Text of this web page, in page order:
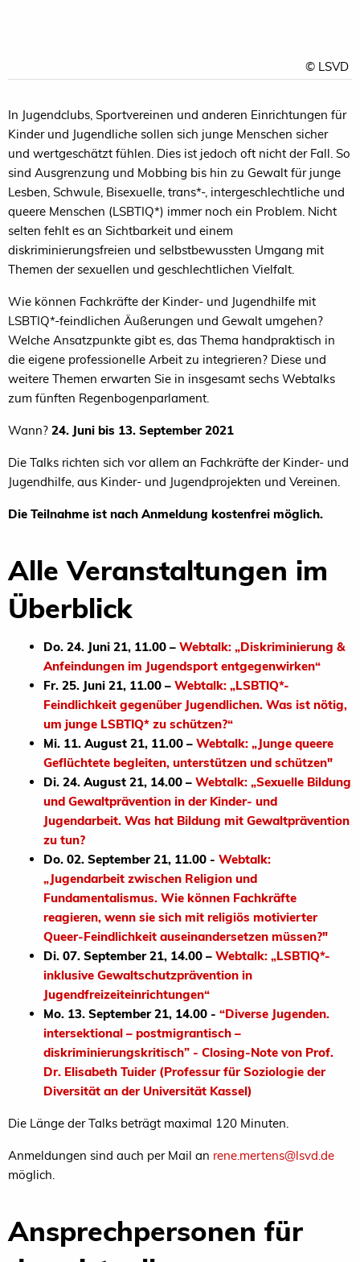
© LSVD
In Jugendclubs, Sportvereinen und anderen Einrichtungen für
Kinder und Jugendliche sollen sich junge Menschen sicher
und wertgeschätzt fühlen. Dies ist jedoch oft nicht der Fall. So
sind Ausgrenzung und Mobbing bis hin zu Gewalt für junge
Lesben, Schwule, Bisexuelle, trans*-, intergeschlechtliche und
queere Menschen (LSBTIQ*) immer noch ein Problem. Nicht
selten fehlt es an Sichtbarkeit und einem
diskriminierungsfreien und selbstbewussten Umgang mit
Themen der sexuellen und geschlechtlichen Vielfalt.
Wie können Fachkräfte der Kinder- und Jugendhilfe mit
LSBTIQ*-feindlichen Äußerungen und Gewalt umgehen?
Welche Ansatzpunkte gibt es, das Thema handpraktisch in
die eigene professionelle Arbeit zu integrieren? Diese und
weitere Themen erwarten Sie in insgesamt sechs Webtalks
zum fünften Regenbogenparlament.
Wann? 24. Juni bis 13. September 2021
Die Talks richten sich vor allem an Fachkräfte der Kinder- und
Jugendhilfe, aus Kinder- und Jugendprojekten und Vereinen.
Die Teilnahme ist nach Anmeldung kostenfrei möglich.
Alle Veranstaltungen im
Überblick
Do. 24. Juni 21, 11.00 – Webtalk: „Diskriminierung &
Anfeindungen im Jugendsport entgegenwirken“
Fr. 25. Juni 21, 11.00 – Webtalk: „LSBTIQ*-
Feindlichkeit gegenüber Jugendlichen. Was ist nötig,
um junge LSBTIQ* zu schützen?“
Mi. 11. August 21, 11.00 – Webtalk: „Junge queere
Geflüchtete begleiten, unterstützen und schützen"
Di. 24. August 21, 14.00 – Webtalk: „Sexuelle Bildung
und Gewaltprävention in der Kinder- und
Jugendarbeit. Was hat Bildung mit Gewaltprävention
zu tun?
Do. 02. September 21, 11.00 - Webtalk:
„Jugendarbeit zwischen Religion und
Fundamentalismus. Wie können Fachkräfte
reagieren, wenn sie sich mit religiös motivierter
Queer-Feindlichkeit auseinandersetzen müssen?"
Di. 07. September 21, 14.00 – Webtalk: „LSBTIQ*-
inklusive Gewaltschutzprävention in
Jugendfreizeiteinrichtungen“
Mo. 13. September 21, 14.00 - “Diverse Jugenden.
intersektional – postmigrantisch –
diskriminierungskritisch” - Closing-Note von Prof.
Dr. Elisabeth Tuider (Professur für Soziologie der
Diversität an der Universität Kassel)
Die Länge der Talks beträgt maximal 120 Minuten.
Anmeldungen sind auch per Mail an rene.mertens@lsvd.de
möglich.
Ansprechpersonen für